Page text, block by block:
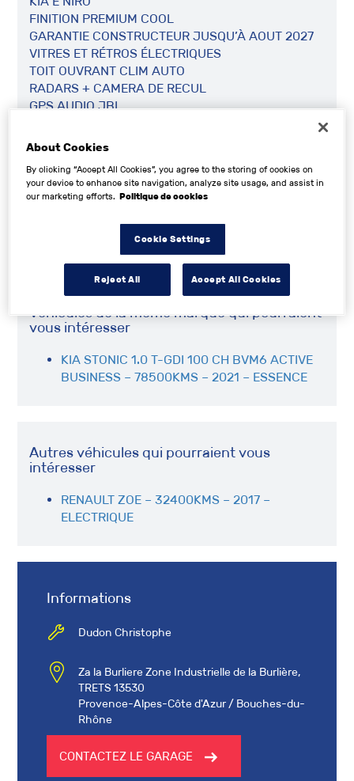
FINITION PREMIUM COOL
GARANTIE CONSTRUCTEUR JUSQU’À AOUT 2027
VITRES ET RÉTROS ÉLECTRIQUES
TOIT OUVRANT CLIM AUTO
RADARS + CAMERA DE RECUL
GPS AUDIO JBL
MAINTIENT DANS LA VOIE
SIÈGES AV CHAUFFANTS ET VENTILES
VOLANT CHAUFFANT
PAS D'ECHANGE CURIEUX S'ABSTENIR
Véhicules de la même marque qui pourraient
vous intéresser
KIA STONIC 1.0 T-GDI 100 CH BVM6 ACTIVE
BUSINESS – 78500KMS – 2021 – ESSENCE
Autres véhicules qui pourraient vous
intéresser
RENAULT ZOE – 32400KMS – 2017 –
ELECTRIQUE
Informations
Dudon Christophe
Za la Burliere Zone Industrielle de la Burlière,
TRETS 13530
Provence-Alpes-Côte d'Azur / Bouches-du-
Rhône
CONTACTEZ LE GARAGE
About Cookies
By clicking “Accept All Cookies”, you agree to the storing of cookies on
your device to enhance site navigation, analyze site usage, and assist in
our marketing efforts. Politique de cookies
Cookie Settings
Reject All Accept All Cookies